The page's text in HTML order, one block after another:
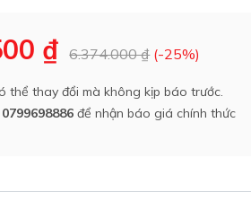
trời
Bồn bảo ôn
Bồn nhựa tự hoại
₫ 6.374.000 ₫ (-25%)
thể thay đổi mà không kịp báo trước.
0799698886 để nhận báo giá chính thức